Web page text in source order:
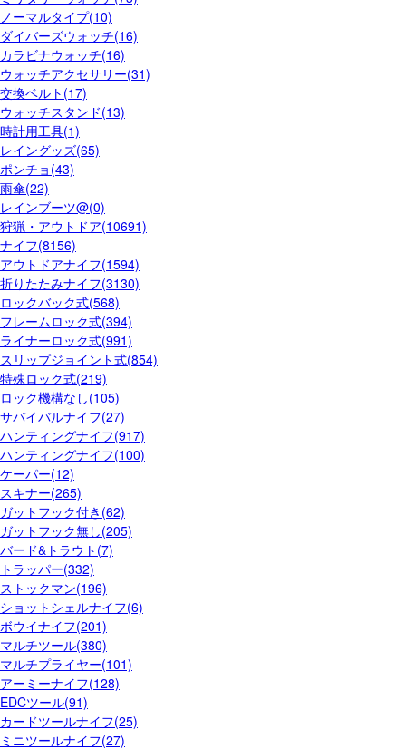
ノーマルタイプ(10)
ダイバーズウォッチ(16)
カラビナウォッチ(16)
ウォッチアクセサリー(31)
交換ベルト(17)
ウォッチスタンド(13)
時計用工具(1)
レイングッズ(65)
ポンチョ(43)
雨傘(22)
レインブーツ@(0)
狩猟・アウトドア(10691)
ナイフ(8156)
アウトドアナイフ(1594)
折りたたみナイフ(3130)
ロックバック式(568)
フレームロック式(394)
ライナーロック式(991)
スリップジョイント式(854)
特殊ロック式(219)
ロック機構なし(105)
サバイバルナイフ(27)
ハンティングナイフ(917)
ハンティングナイフ(100)
ケーパー(12)
スキナー(265)
ガットフック付き(62)
ガットフック無し(205)
バード&トラウト(7)
トラッパー(332)
ストックマン(196)
ショットシェルナイフ(6)
ボウイナイフ(201)
マルチツール(380)
マルチプライヤー(101)
アーミーナイフ(128)
EDCツール(91)
カードツールナイフ(25)
ミニツールナイフ(27)